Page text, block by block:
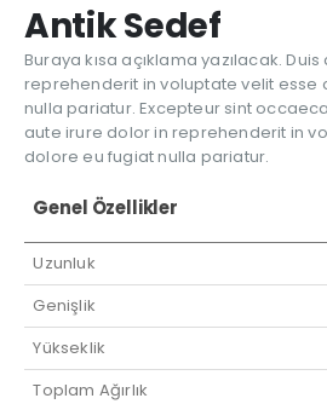
Antik Sedef
Buraya kısa açıklama yazılacak.
reprehenderit in voluptate velit esse
nulla pariatur. Excepteur sint
aute irure dolor in reprehenderit in
dolore eu fugiat nulla pariatur.
Genel Özellikler
Uzunluk
Genişlik
Yükseklik
Toplam Ağırlık